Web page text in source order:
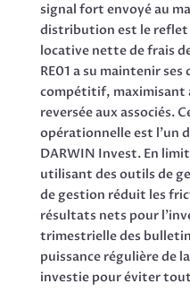
signal fort envoyé au
distribution est le
locative nette de frais
RE01 a su maintenir ses
compétitif, maximisant
reversée aux associés.
opérationnelle est l’un
DARWIN Invest. En
utilisant des outils de
de gestion réduit les
résultats nets pour
trimestrielle des
puissance régulière de
investie pour éviter